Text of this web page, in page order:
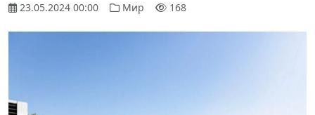
23.05.2024 00:00 Мир 168